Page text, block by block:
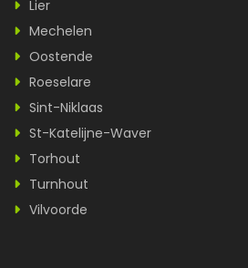
Lier
Mechelen
Oostende
Roeselare
Sint-Niklaas
St-Katelijne-Waver
Torhout
Turnhout
Vilvoorde